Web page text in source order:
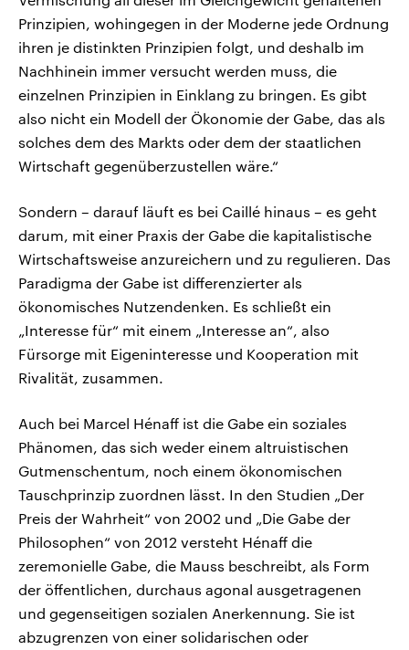
Prinzipien, wohingegen in der Moderne jede Ordnung
ihren je distinkten Prinzipien folgt, und deshalb im
Nachhinein immer versucht werden muss, die
einzelnen Prinzipien in Einklang zu bringen. Es gibt
also nicht ein Modell der Ökonomie der Gabe, das als
solches dem des Markts oder dem der staatlichen
Wirtschaft gegenüberzustellen wäre.“
Sondern – darauf läuft es bei Caillé hinaus – es geht
darum, mit einer Praxis der Gabe die kapitalistische
Wirtschaftsweise anzureichern und zu regulieren. Das
Paradigma der Gabe ist differenzierter als
ökonomisches Nutzendenken. Es schließt ein
„Interesse für“ mit einem „Interesse an“, also
Fürsorge mit Eigeninteresse und Kooperation mit
Rivalität, zusammen.
Auch bei Marcel Hénaff ist die Gabe ein soziales
Phänomen, das sich weder einem altruistischen
Gutmenschentum, noch einem ökonomischen
Tauschprinzip zuordnen lässt. In den Studien „Der
Preis der Wahrheit“ von 2002 und „Die Gabe der
Philosophen“ von 2012 versteht Hénaff die
zeremonielle Gabe, die Mauss beschreibt, als Form
der öffentlichen, durchaus agonal ausgetragenen
und gegenseitigen sozialen Anerkennung. Sie ist
abzugrenzen von einer solidarischen oder